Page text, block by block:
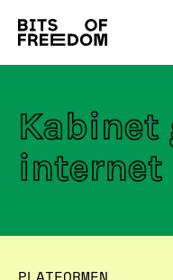
Search
for:
Kabinet
internet